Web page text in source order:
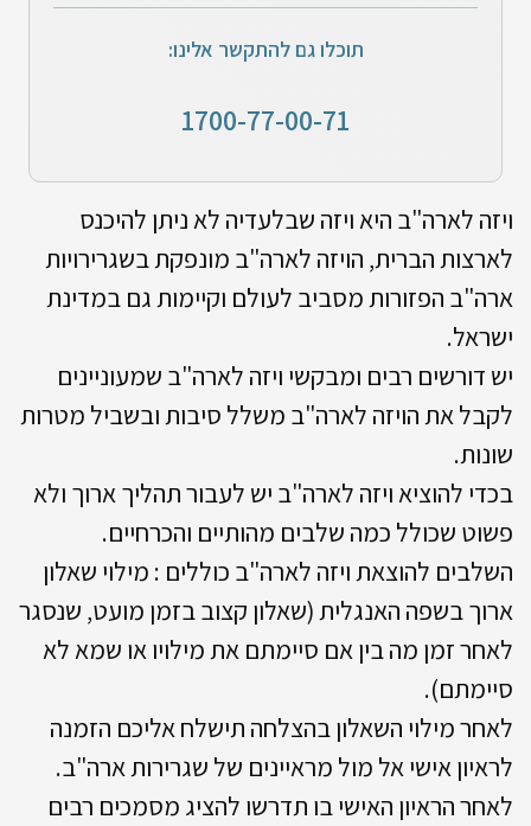
תוכלו גם להתקשר אלינו:
1700-77-00-71
ויזה לארה"ב היא ויזה שבלעדיה לא ניתן להיכנס
לארצות הברית, הויזה לארה"ב מונפקת בשגרירויות
ארה"ב הפזורות מסביב לעולם וקיימות גם במדינת
ישראל.
יש דורשים רבים ומבקשי ויזה לארה"ב שמעוניינים
לקבל את הויזה לארה"ב משלל סיבות ובשביל מטרות
שונות.
בכדי להוציא ויזה לארה"ב יש לעבור תהליך ארוך ולא
פשוט שכולל כמה שלבים מהותיים והכרחיים.
השלבים להוצאת ויזה לארה"ב כוללים : מילוי שאלון
ארוך בשפה האנגלית (שאלון קצוב בזמן מועט, שנסגר
לאחר זמן מה בין אם סיימתם את מילויו או שמא לא
סיימתם).
לאחר מילוי השאלון בהצלחה תישלח אליכם הזמנה
לראיון אישי אל מול מראיינים של שגרירות ארה"ב.
לאחר הראיון האישי בו תדרשו להציג מסמכים רבים